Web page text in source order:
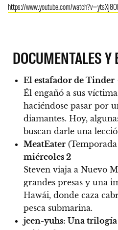
https://www.youtube.com/
DOCUMENTALES Y
El estafador de Tinder
Él engañó a sus
haciéndose pasar por
diamantes. Hoy,
buscan darle una
MeatEater
miércoles 2
Steven viaja a Nuevo
grandes presas y una
Hawái, donde caza
pesca submarina.
jeen-yuhs: Una trilogía